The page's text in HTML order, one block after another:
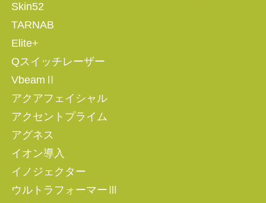
Skin52
TARNAB
Elite+
Qスイッチレーザー
VbeamⅡ
アクアフェイシャル
アクセントプライム
アグネス
イオン導入
イノジェクター
ウルトラフォーマーⅢ